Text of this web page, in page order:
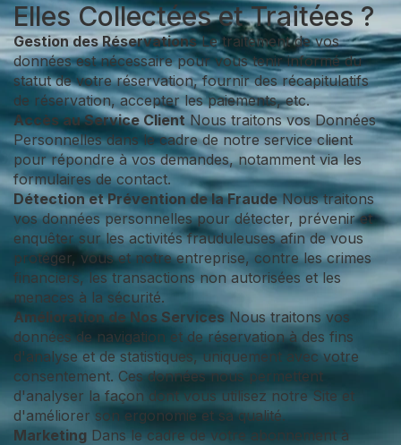
Elles Collectées et Traitées ?
Gestion des RéservationsLe traitement de vos
données est nécessaire pour vous tenir informé du
statut de votre réservation, fournir des récapitulatifs
de réservation, accepter les paiements, etc.
Accès au Service ClientNous traitons vos Données
Personnelles dans le cadre de notre service client
pour répondre à vos demandes, notamment via les
formulaires de contact.
Détection et Prévention de la FraudeNous traitons
vos données personnelles pour détecter, prévenir et
enquêter sur les activités frauduleuses afin de vous
protéger, vous et notre entreprise, contre les crimes
financiers, les transactions non autorisées et les
menaces à la sécurité.
Amélioration de Nos Services Nous traitons vos
données de navigation et de réservation à des fins
d'analyse et de statistiques, uniquement avec votre
consentement. Ces données nous permettent
d'analyser la façon dont vous utilisez notre Site et
d'améliorer son ergonomie et sa qualité.
Marketing Dans le cadre de votre abonnement à